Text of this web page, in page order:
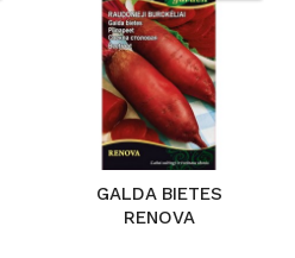
GALDA BIETES
RENOVA